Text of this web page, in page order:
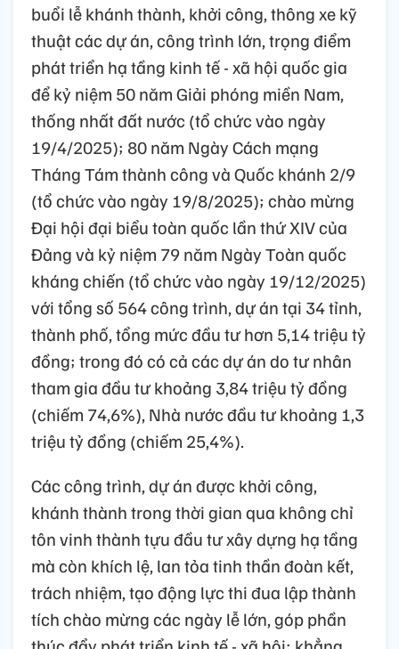
buổi lễ khánh thành, khởi công, thông xe kỹ
thuật các dự án, công trình lớn, trọng điểm
phát triển hạ tầng kinh tế - xã hội quốc gia
để kỷ niệm 50 năm Giải phóng miền Nam,
thống nhất đất nước (tổ chức vào ngày
19/4/2025); 80 năm Ngày Cách mạng
Tháng Tám thành công và Quốc khánh 2/9
(tổ chức vào ngày 19/8/2025); chào mừng
Đại hội đại biểu toàn quốc lần thứ XIV của
Đảng và kỷ niệm 79 năm Ngày Toàn quốc
kháng chiến (tổ chức vào ngày 19/12/2025)
với tổng số 564 công trình, dự án tại 34 tỉnh,
thành phố, tổng mức đầu tư hơn 5,14 triệu tỷ
đồng; trong đó có cả các dự án do tư nhân
tham gia đầu tư khoảng 3,84 triệu tỷ đồng
(chiếm 74,6%), Nhà nước đầu tư khoảng 1,3
triệu tỷ đồng (chiếm 25,4%).
Các công trình, dự án được khởi công,
khánh thành trong thời gian qua không chỉ
tôn vinh thành tựu đầu tư xây dựng hạ tầng
mà còn khích lệ, lan tỏa tinh thần đoàn kết,
trách nhiệm, tạo động lực thi đua lập thành
tích chào mừng các ngày lễ lớn, góp phần